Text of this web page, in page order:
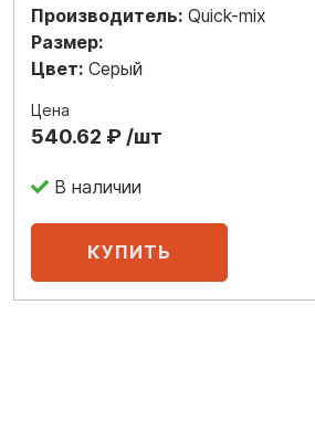
Производитель: Quick-mix
Размер:
Цвет: Серый
Цена
540.62 ₽ /шт
В наличии